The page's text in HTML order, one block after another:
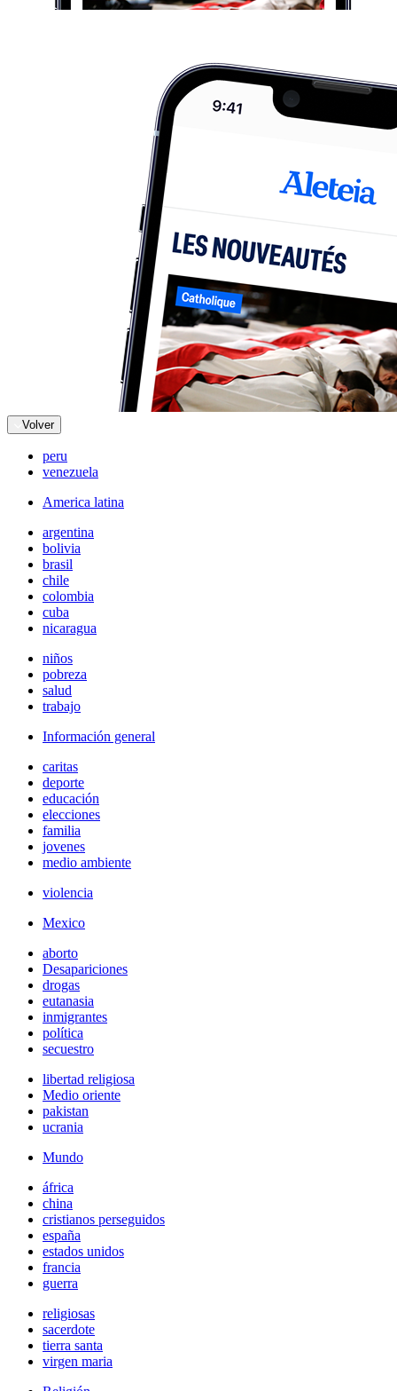
Volver
peru
venezuela
America latina
argentina
bolivia
brasil
chile
colombia
cuba
nicaragua
niños
pobreza
salud
trabajo
Información general
caritas
deporte
educación
elecciones
familia
jovenes
medio ambiente
violencia
Mexico
aborto
Desapariciones
drogas
eutanasia
inmigrantes
política
secuestro
libertad religiosa
Medio oriente
pakistan
ucrania
Mundo
áfrica
china
cristianos perseguidos
españa
estados unidos
francia
guerra
religiosas
sacerdote
tierra santa
virgen maria